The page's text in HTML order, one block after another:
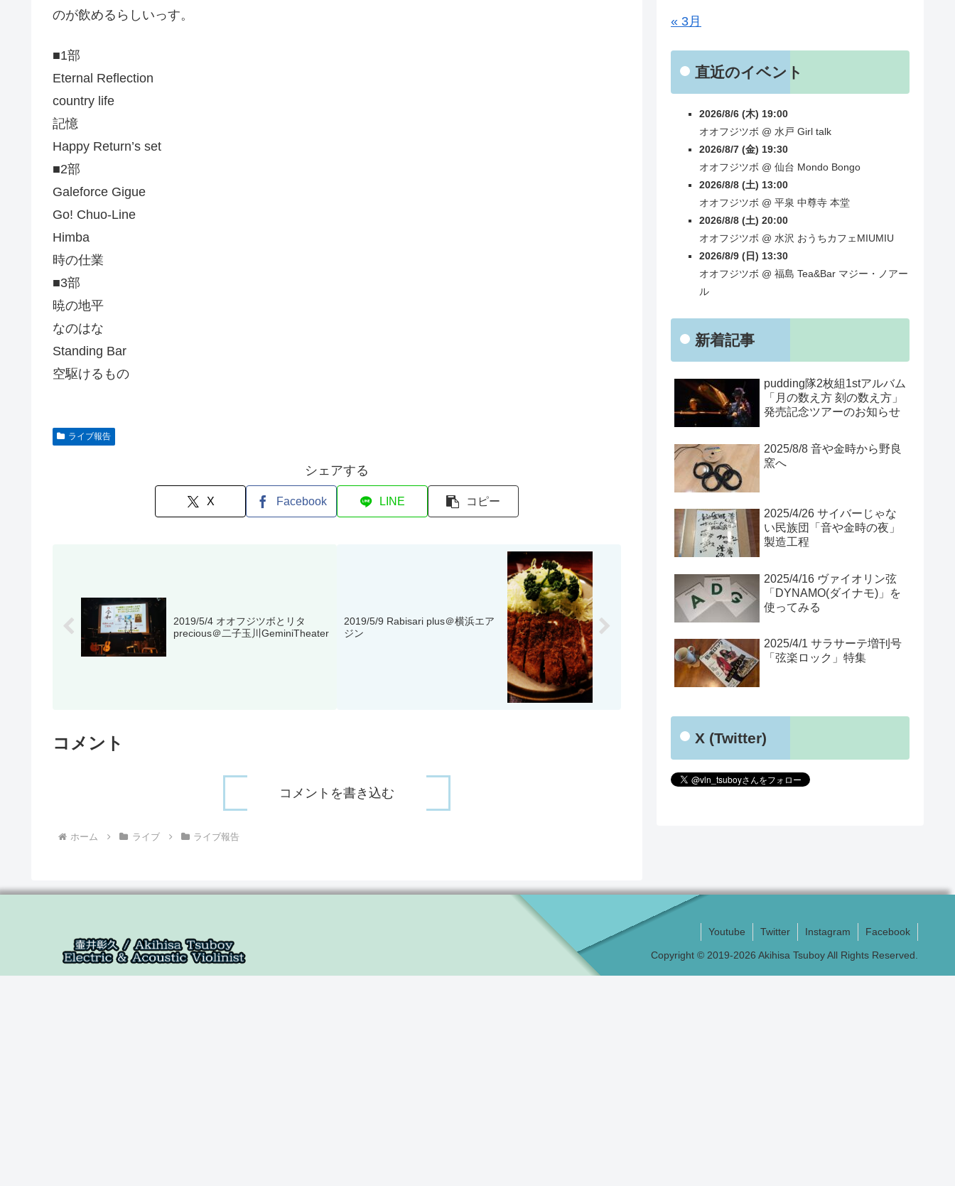
のが飲めるらしいっす。
■1部
Eternal Reflection
country life
記憶
Happy Return’s set
■2部
Galeforce Gigue
Go! Chuo-Line
Himba
時の仕業
■3部
暁の地平
なのはな
Standing Bar
空駆けるもの
ライブ報告
シェアする
X Facebook LINE コピー
2019/5/4 オオフジツボとリタ
precious＠二子玉川GeminiTheater
2019/5/9 Rabisari plus＠横浜エア
ジン
コメント
コメントを書き込む
ホーム ライブ ライブ報告
« 3月
直近のイベント
2026/8/6 (木) 19:00
オオフジツボ @ 水戸 Girl talk
2026/8/7 (金) 19:30
オオフジツボ @ 仙台 Mondo Bongo
2026/8/8 (土) 13:00
オオフジツボ @ 平泉 中尊寺 本堂
2026/8/8 (土) 20:00
オオフジツボ @ 水沢 おうちカフェMIUMIU
2026/8/9 (日) 13:30
オオフジツボ @ 福島 Tea&Bar マジー・ノアー
ル
新着記事
pudding隊2枚組1stアルバム
「月の数え方 刻の数え方」
発売記念ツアーのお知らせ
2025/8/8 音や金時から野良
窯へ
2025/4/26 サイバーじゃな
い民族団「音や金時の夜」
製造工程
2025/4/16 ヴァイオリン弦
「DYNAMO(ダイナモ)」を
使ってみる
2025/4/1 サラサーテ増刊号
「弦楽ロック」特集
X (Twitter)
Youtube Twitter Instagram Facebook
Copyright © 2019-2026 Akihisa Tsuboy All Rights Reserved.